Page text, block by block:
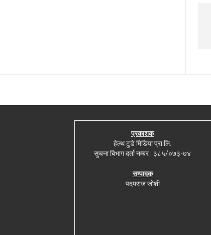
प्रकाशक
हेल्थ टुडे मिडिया प्रा.लि.
सुचना बिभाग दर्ता नम्बर : ३८५/०७३-७४
सम्पादक
पदमराज जोशी